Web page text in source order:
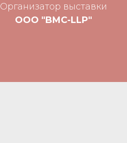
Организатор выставки
ООО "BMC-LLP"